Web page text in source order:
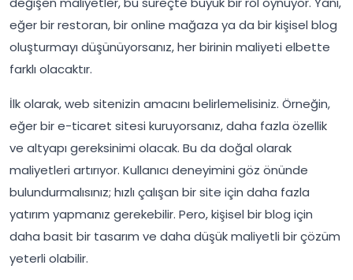
eğer bir restoran, bir online mağaza ya da bir kişisel blog
oluşturmayı düşünüyorsanız, her birinin maliyeti elbette
farklı olacaktır.
İlk olarak, web sitenizin amacını belirlemelisiniz. Örneğin,
eğer bir e-ticaret sitesi kuruyorsanız, daha fazla özellik
ve altyapı gereksinimi olacak. Bu da doğal olarak
maliyetleri artırıyor. Kullanıcı deneyimini göz önünde
bulundurmalısınız; hızlı çalışan bir site için daha fazla
yatırım yapmanız gerekebilir. Pero, kişisel bir blog için
daha basit bir tasarım ve daha düşük maliyetli bir çözüm
yeterli olabilir.